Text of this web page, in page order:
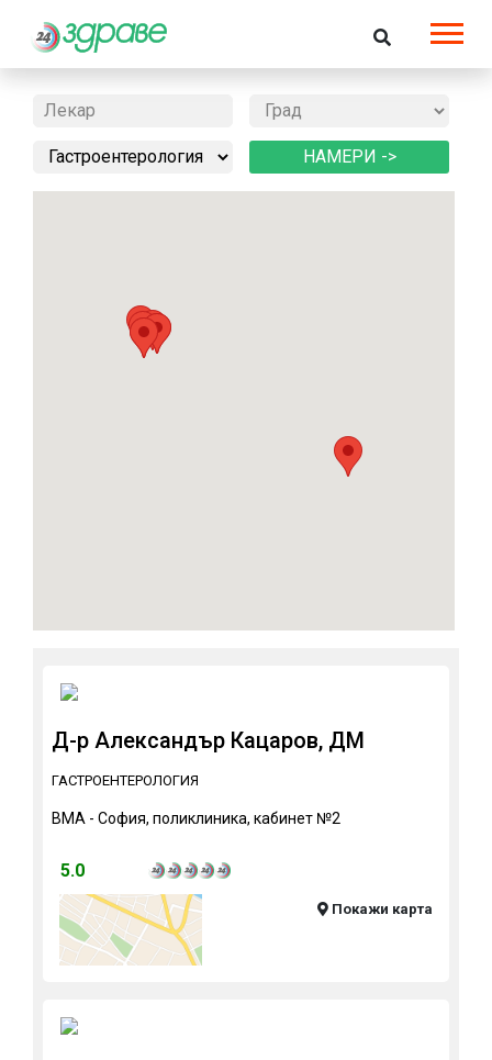
Д-р Александър Кацаров, ДМ
ГАСТРОЕНТЕРОЛОГИЯ
ВМА - София, поликлиника, кабинет №2
5.0
Покажи карта